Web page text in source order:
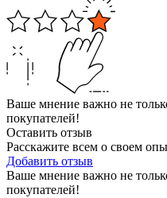
Ваше мнение важно не
покупателей!
Оставить отзыв
Расскажите всем о своем
Добавить отзыв
Ваше мнение важно не
покупателей!